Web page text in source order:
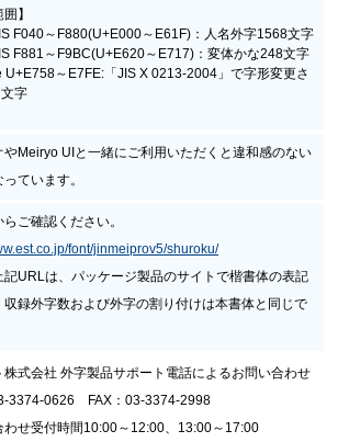
】
F040～F880(U+E000～E61F)：人名外字1568文字
F881～F9BC(U+E620～E717)：変体かな248文字
U+E758～E7FE:「JIS X 0213-2004」で字形変更さ
字
やMeiryo UIと一緒にご利用いただくと違和感のない
ています。
らご確認ください。
font/jinmeiprov5/shuroku/
記URLは、パッケージ製品のサイトで楷書体の表記
収録外字数および外字の割り付けは本書体と同じで
株式会社 外字製品サポート電話によるお問い合わせ
3374-0626 FAX：03-3374-2998
わせ受付時間10:00～12:00、13:00～17:00